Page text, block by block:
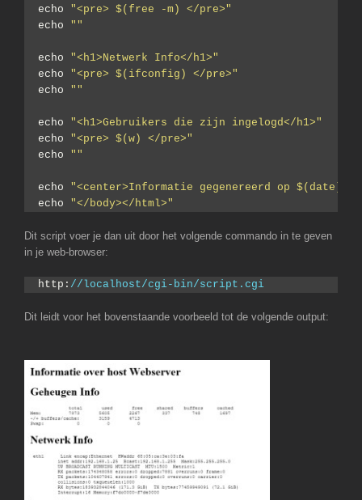
echo
"<pre> $(free -m) </pre>"
echo
""
echo
"<h1>Netwerk Info</h1>"
echo
"<pre> $(ifconfig) </pre>"
echo
""
echo
"<h1>Gebruikers die zijn ingelogd</h1>"
echo
"<pre> $(w) </pre>"
echo
""
echo
"<center>Informatie gegenereerd op $(date)</
echo
"</body></html>"
Dit script voer je dan uit door het volgende commando in te geven
in je web-browser:
http: //localhost/cgi-bin/script.cgi
Dit leidt voor het bovenstaande voorbeeld tot de volgende output: